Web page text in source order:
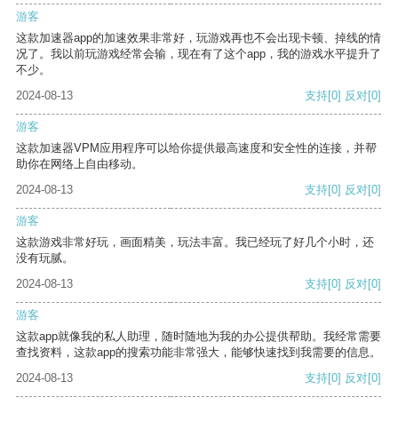
游客
这款加速器app的加速效果非常好，玩游戏再也不会出现卡顿、掉线的情
况了。我以前玩游戏经常会输，现在有了这个app，我的游戏水平提升了
不少。
2024-08-13
支持[0] 反对[0]
游客
这款加速器VPM应用程序可以给你提供最高速度和安全性的连接，并帮
助你在网络上自由移动。
2024-08-13
支持[0] 反对[0]
游客
这款游戏非常好玩，画面精美，玩法丰富。我已经玩了好几个小时，还
没有玩腻。
2024-08-13
支持[0] 反对[0]
游客
这款app就像我的私人助理，随时随地为我的办公提供帮助。我经常需要
查找资料，这款app的搜索功能非常强大，能够快速找到我需要的信息。
2024-08-13
支持[0] 反对[0]